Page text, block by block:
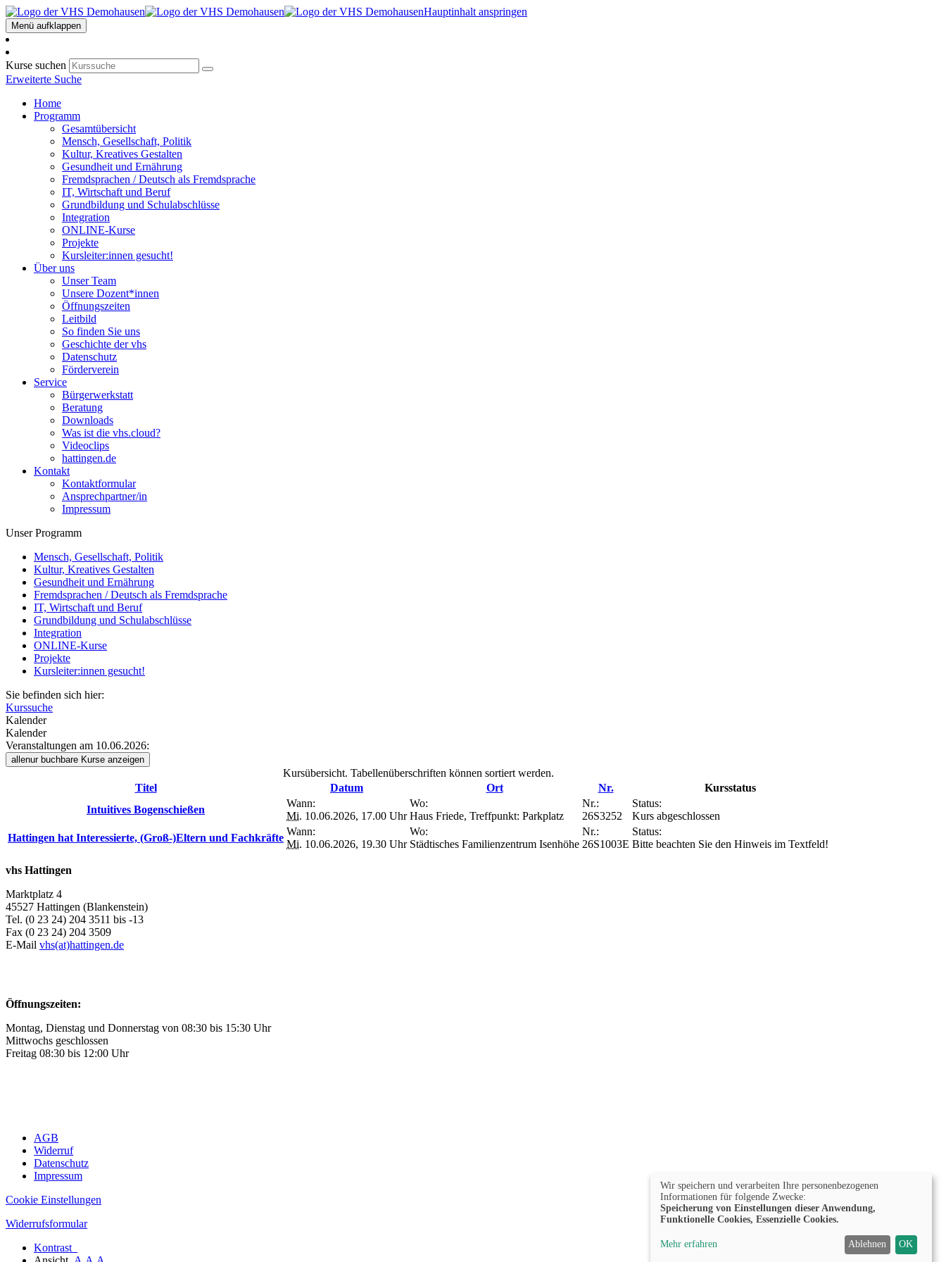
Hauptinhalt anspringen
Menü aufklappen
Kurse suchen
Erweiterte Suche
Home
Programm
Gesamtübersicht
Mensch, Gesellschaft, Politik
Kultur, Kreatives Gestalten
Gesundheit und Ernährung
Fremdsprachen / Deutsch als Fremdsprache
IT, Wirtschaft und Beruf
Grundbildung und Schulabschlüsse
Integration
ONLINE-Kurse
Projekte
Kursleiter:innen gesucht!
Über uns
Unser Team
Unsere Dozent*innen
Öffnungszeiten
Leitbild
So finden Sie uns
Geschichte der vhs
Datenschutz
Förderverein
Service
Bürgerwerkstatt
Beratung
Downloads
Was ist die vhs.cloud?
Videoclips
hattingen.de
Kontakt
Kontaktformular
Ansprechpartner/in
Impressum
Unser Programm
Mensch, Gesellschaft, Politik
Kultur, Kreatives Gestalten
Gesundheit und Ernährung
Fremdsprachen / Deutsch als Fremdsprache
IT, Wirtschaft und Beruf
Grundbildung und Schulabschlüsse
Integration
ONLINE-Kurse
Projekte
Kursleiter:innen gesucht!
Sie befinden sich hier:
Kurssuche
Kalender
Kalender
Veranstaltungen am 10.06.2026:
allenur buchbare Kurse anzeigen
Kursübersicht. Tabellenüberschriften können sortiert werden.
Titel
Datum Ort Nr.
Kursstatus
Intuitives Bogenschießen
Wann:
Mi. 10.06.2026, 17.00 Uhr
Wo:
Haus Friede, Treffpunkt: Parkplatz
Nr.:
26S3252
Status:
Kurs abgeschlossen
Hattingen hat Interessierte, (Groß-)Eltern und Fachkräfte
Wann:
Mi. 10.06.2026, 19.30 Uhr
Wo:
Städtisches Familienzentrum Isenhöhe
Nr.:
26S1003E
Status:
Bitte beachten Sie den Hinweis im Textfeld!
vhs Hattingen
Marktplatz 4
45527 Hattingen (Blankenstein)
Tel. (0 23 24) 204 3511 bis -13
Fax (0 23 24) 204 3509
E-Mail vhs(at)hattingen.de
Öffnungszeiten:
Montag, Dienstag und Donnerstag von 08:30 bis 15:30 Uhr
Mittwochs geschlossen
Freitag 08:30 bis 12:00 Uhr
AGB
Widerruf
Datenschutz
Impressum
Cookie Einstellungen
Widerrufsformular
Kontrast
Wir speichern und verarbeiten Ihre personenbezogenen
Informationen für folgende Zwecke:
Speicherung von Einstellungen dieser Anwendung,
Funktionelle Cookies, Essenzielle Cookies.
Mehr erfahren Ablehnen OK